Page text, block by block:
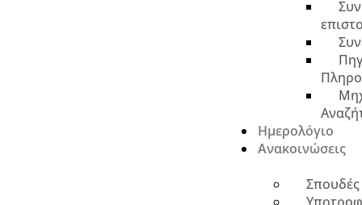
Ημερολόγιο
Ανακοινώσεις
Σπουδές